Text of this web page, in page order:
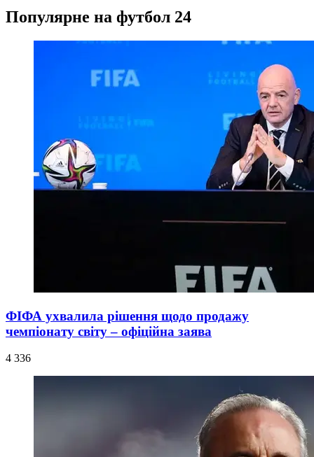
Популярне на футбол 24
ФІФА ухвалила рішення щодо продажу
чемпіонату світу – офіційна заява
4 336